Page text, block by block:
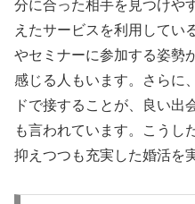
分に合った相手を見つけや
えたサービスを利用してい
やセミナーに参加する姿勢
感じる人もいます。さらに
ドで接することが、良い出
も言われています。こうし
抑えつつも充実した婚活を